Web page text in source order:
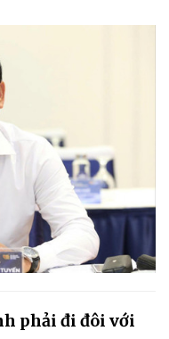
phải đi đôi với